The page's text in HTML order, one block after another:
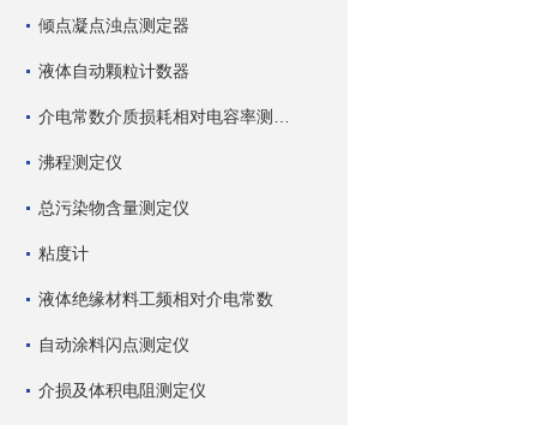
倾点凝点浊点测定器
液体自动颗粒计数器
沸程测定仪
总污染物含量测定仪
粘度计
液体绝缘材料工频相对介电常数
自动涂料闪点测定仪
介损及体积电阻测定仪